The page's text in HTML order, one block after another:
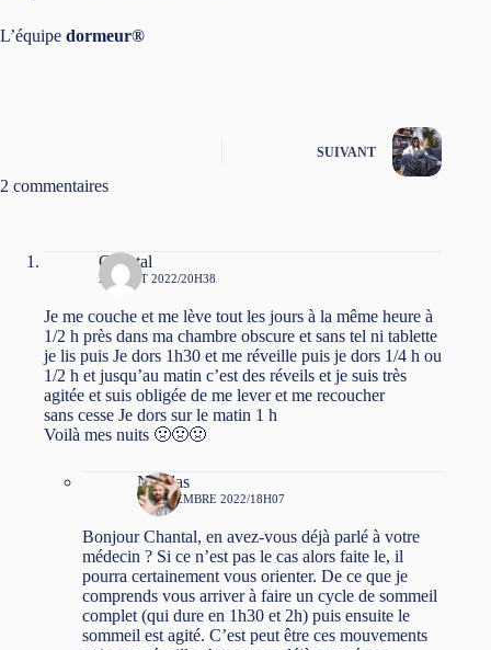
L’équipe dormeur®
SUIVANT
2 commentaires
Chantal
26 AOÛT 2022/20H38
Je me couche et me lève tout les jours à la même heure à
1/2 h près dans ma chambre obscure et sans tel ni tablette
je lis puis Je dors 1h30 et me réveille puis je dors 1/4 h ou
1/2 h et jusqu’au matin c’est des réveils et je suis très
agitée et suis obligée de me lever et me recoucher
sans cesse Je dors sur le matin 1 h
Voilà mes nuits 🤢🤢🤢
Nicolas
1 SEPTEMBRE 2022/18H07
Bonjour Chantal, en avez-vous déjà parlé à votre
médecin ? Si ce n’est pas le cas alors faite le, il
pourra certainement vous orienter. De ce que je
comprends vous arriver à faire un cycle de sommeil
complet (qui dure en 1h30 et 2h) puis ensuite le
sommeil est agité. C’est peut être ces mouvements